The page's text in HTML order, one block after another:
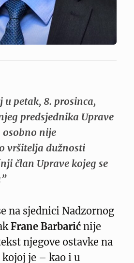
petak, 8. prosinca,
predsjednika Uprave
osobno nije
vršitelja dužnosti
član Uprave kojeg se
na sjednici Nadzornog
Frane Barbarić nije
njegove ostavke na
je – kao i u